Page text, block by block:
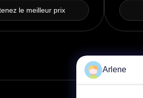
le meilleur prix
Arlene